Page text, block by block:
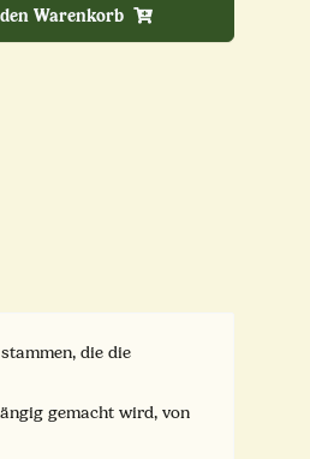
Warenkorb
die die
gemacht wird, von